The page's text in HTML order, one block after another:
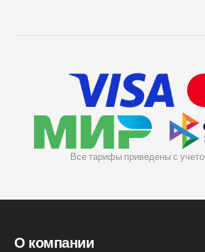
Все тарифы приведены с
О компании